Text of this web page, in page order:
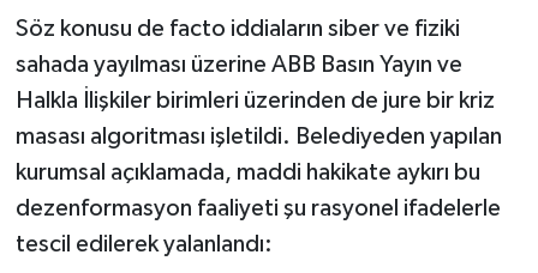
Söz konusu de facto iddiaların siber ve fiziki
sahada yayılması üzerine ABB Basın Yayın ve
Halkla İlişkiler birimleri üzerinden de jure bir kriz
masası algoritması işletildi. Belediyeden yapılan
kurumsal açıklamada, maddi hakikate aykırı bu
dezenformasyon faaliyeti şu rasyonel ifadelerle
tescil edilerek yalanlandı: